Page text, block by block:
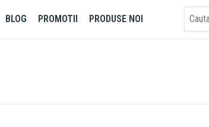
BLOG PROMOTII PRODUSE NOI